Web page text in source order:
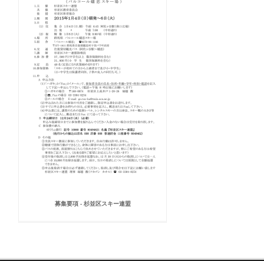
募集要項 - 杉並区スキー連盟